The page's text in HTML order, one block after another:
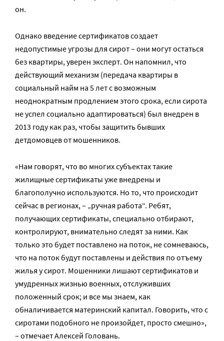
он.
Однако введение сертификатов создает
недопустимые угрозы для сирот – они могут остаться
без квартиры, уверен эксперт. Он напомнил, что
действующий механизм (передача квартиры в
социальный найм на 5 лет с возможным
неоднократным продлением этого срока, если сирота
не успел социально адаптироваться) был внедрен в
2013 году как раз, чтобы защитить бывших
детдомовцев от мошенников.
«Нам говорят, что во многих субъектах такие
жилищные сертификаты уже внедрены и
благополучно используются. Но то, что происходит
сейчас в регионах, – „ручная работа“. Ребят,
получающих сертификаты, специально отбирают,
контролируют, внимательно следят за ними. Как
только это будет поставлено на поток, не сомневаюсь,
что на поток будут поставлены и действия по отъему
жилья у сирот. Мошенники лишают сертификатов и
умудренных жизнью военных, отслуживших
положенный срок; и все мы знаем, как
обналичивается материнский капитал. Говорить, что с
сиротами подобного не произойдет, просто смешно»,
– отмечает Алексей Головань.